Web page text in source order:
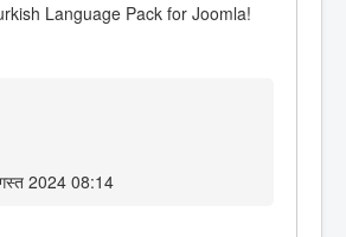
Language Pack for Joomla!
2024 08:14